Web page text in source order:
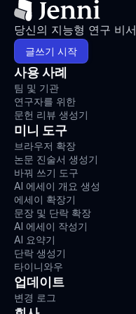
당신의 지능형 연구 비
글쓰기 시작
사용 사례
팀 및 기관
연구자를 위한
문헌 리뷰 생성기
미니 도구
브라우저 확장
논문 진술서 생성기
바꿔 쓰기 도구
AI 에세이 개요 생성
에세이 확장기
문장 및 단락 확장
AI 에세이 작성기
AI 요약기
단락 생성기
타이니와우
업데이트
변경 로그